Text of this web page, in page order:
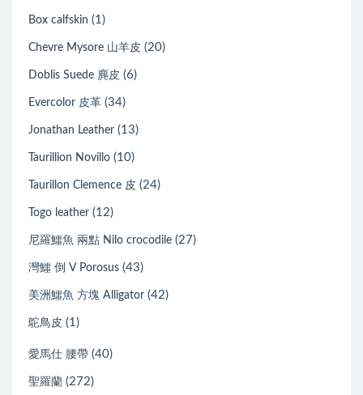
Box calfskin (1)
Chevre Mysore 山羊皮 (20)
Doblis Suede 麂皮 (6)
Evercolor 皮革 (34)
Jonathan Leather (13)
Taurillion Novillo (10)
Taurillon Clemence 皮 (24)
Togo leather (12)
尼羅鱷魚 兩點 Nilo crocodile (27)
灣鱷 倒 V Porosus (43)
美洲鱷魚 方塊 Alligator (42)
鴕鳥皮 (1)
愛馬仕 腰帶 (40)
聖羅蘭 (272)